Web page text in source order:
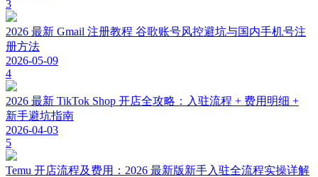
3
2026 最新 Gmail 注册教程 谷歌账号风控避坑与国内手机号注
册方法
2026-05-09
4
2026 最新 TikTok Shop 开店全攻略：入驻流程 + 费用明细 +
新手避坑指南
2026-04-03
5
Temu 开店流程及费用：2026 最新版新手入驻全流程实操详解